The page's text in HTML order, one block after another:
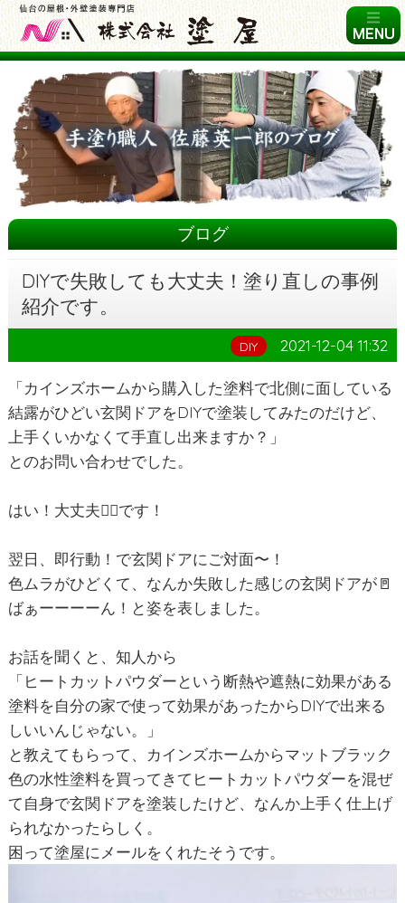
ブログ
DIYで失敗しても大丈夫！塗り直しの事例
紹介です。
DIY 2021-12-04 11:32
「カインズホームから購入した塗料で北側に面している
結露がひどい玄関ドアをDIYで塗装してみたのだけど、
上手くいかなくて手直し出来ますか？」
とのお問い合わせでした。
はい！大丈夫🙆‍♂️です！
翌日、即行動！で玄関ドアにご対面〜！
色ムラがひどくて、なんか失敗した感じの玄関ドアが🚪
ばぁーーーーん！と姿を表しました。
お話を聞くと、知人から
「ヒートカットパウダーという断熱や遮熱に効果がある
塗料を自分の家で使って効果があったからDIYで出来る
しいいんじゃない。」
と教えてもらって、カインズホームからマットブラック
色の水性塗料を買ってきてヒートカットパウダーを混ぜ
て自身で玄関ドアを塗装したけど、なんか上手く仕上げ
られなかったらしく。
困って塗屋にメールをくれたそうです。